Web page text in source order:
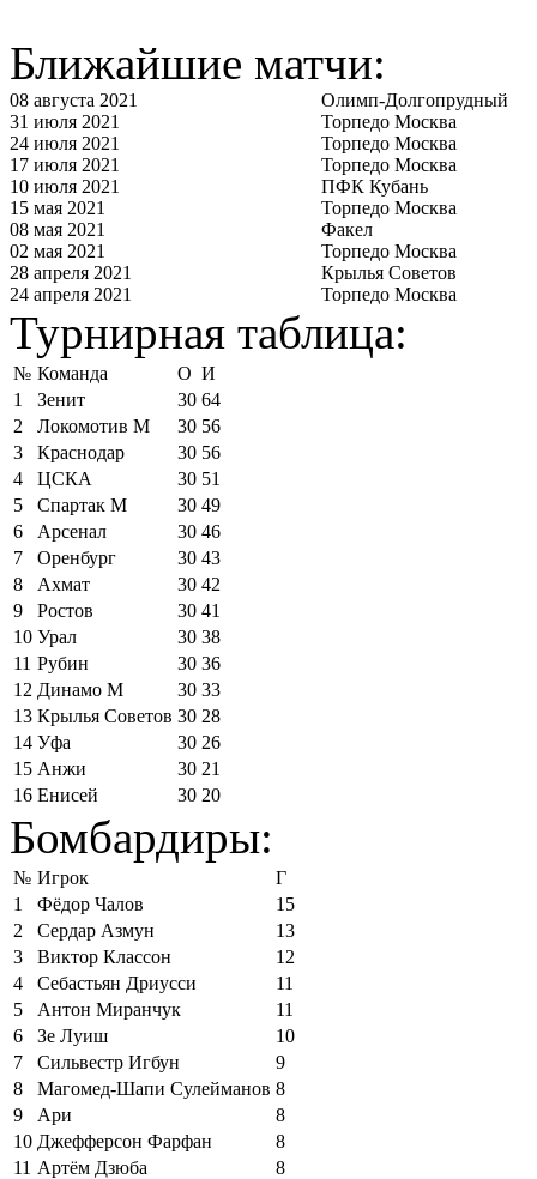
Ближайшие матчи:
08 августа 2021
Олимп-Долгопрудный
31 июля 2021
Торпедо Москва
24 июля 2021
Торпедо Москва
17 июля 2021
Торпедо Москва
10 июля 2021
ПФК Кубань
15 мая 2021
Торпедо Москва
08 мая 2021
Факел
02 мая 2021
Торпедо Москва
28 апреля 2021
Крылья Советов
24 апреля 2021
Торпедо Москва
Турнирная таблица:
№ Команда О И
1
Зенит 30 64
2
Локомотив М 30 56
3
Краснодар 30 56
4
ЦСКА 30 51
5
Спартак М 30 49
6
Арсенал 30 46
7
Оренбург 30 43
8
Ахмат 30 42
9
Ростов 30 41
10 Урал 30 38
11 Рубин 30 36
12 Динамо М 30 33
13 Крылья Советов 30 28
14 Уфа 30 26
15 Анжи 30 21
16 Енисей 30 20
Бомбардиры:
№ Игрок
Г
1
Фёдор Чалов
15
2
Сердар Азмун
13
3
Виктор Классон
12
4
Себастьян Дриусси
11
5
Антон Миранчук
11
6
Зе Луиш
10
7
Сильвестр Игбун
9
8
Магомед-Шапи Сулейманов 8
9
Ари
8
10 Джефферсон Фарфан
8
11 Артём Дзюба
8